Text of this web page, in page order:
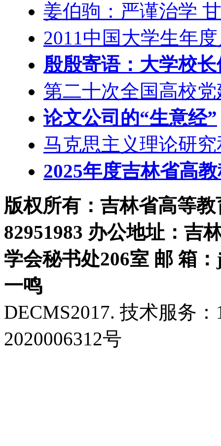
姜伯驹：严谨治学
2011中国大学生年
殷殷寄语：大学校
第二十次全国高校
论文公司的“生意经”
马克思主义理论研
2025年度吉林省高
版权所有：吉林省高等
82951983 办公地址：吉
学会秘书处206室 邮 箱
一鸣
DECMS2017. 技术服务
2020006312号